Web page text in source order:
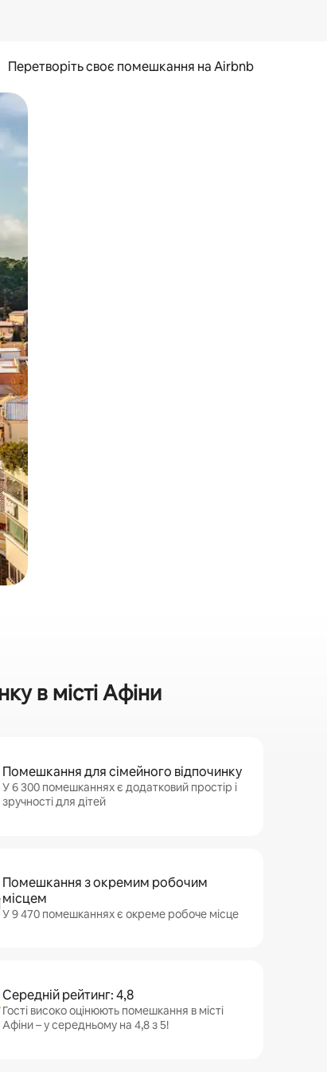
Перетворіть своє помешкання на Airbnb
та гортання.
в місті Афіни
Помешкання для сімейного відпочинку
У 6 300 помешканнях є додатковий простір і
зручності для дітей
Помешкання з окремим робочим
місцем
У 9 470 помешканнях є окреме робоче місце
Середній рейтинг: 4,8
Гості високо оцінюють помешкання в місті
Афіни – у середньому на 4,8 з 5!